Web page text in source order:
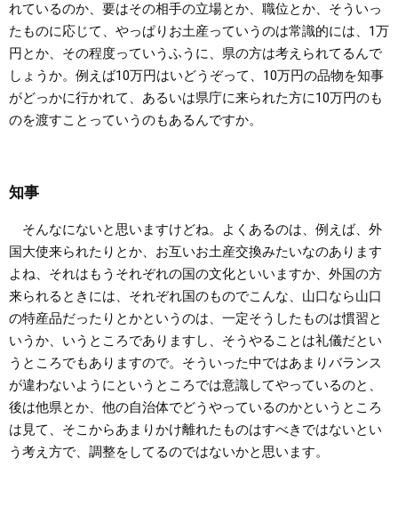
れているのか、要はその相手の立場とか、職位とか、そういっ
たものに応じて、やっぱりお土産っていうのは常識的には、1万
円とか、その程度っていうふうに、県の方は考えられてるんで
しょうか。例えば10万円はいどうぞって、10万円の品物を知事
がどっかに行かれて、あるいは県庁に来られた方に10万円のも
のを渡すことっていうのもあるんですか。
知事
そんなにないと思いますけどね。よくあるのは、例えば、外
国大使来られたりとか、お互いお土産交換みたいなのあります
よね、それはもうそれぞれの国の文化といいますか、外国の方
来られるときには、それぞれ国のものでこんな、山口なら山口
の特産品だったりとかというのは、一定そうしたものは慣習と
いうか、いうところでありますし、そうやることは礼儀だとい
うところでもありますので。そういった中ではあまりバランス
が違わないようにというところでは意識してやっているのと、
後は他県とか、他の自治体でどうやっているのかというところ
は見て、そこからあまりかけ離れたものはすべきではないとい
う考え方で、調整をしてるのではないかと思います。